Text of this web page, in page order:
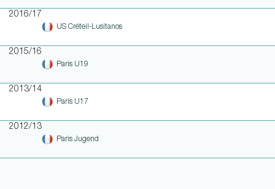
2016/17
US Créteil-Lusitanos
2015/16
Paris U19
2013/14
Paris U17
2012/13
Paris Jugend